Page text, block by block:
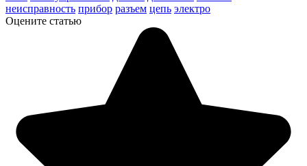
неисправность прибор разъем цепь электро
Оцените статью